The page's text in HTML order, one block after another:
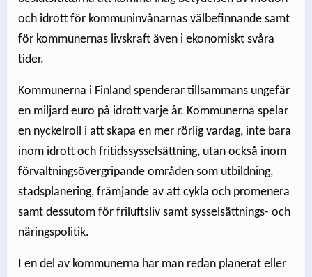
och idrott för kommuninvånarnas välbefinnande samt
för kommunernas livskraft även i ekonomiskt svåra
tider.
Kommunerna i Finland spenderar tillsammans ungefär
en miljard euro på idrott varje år. Kommunerna spelar
en nyckelroll i att skapa en mer rörlig vardag, inte bara
inom idrott och fritidssysselsättning, utan också inom
förvaltningsövergripande områden som utbildning,
stadsplanering, främjande av att cykla och promenera
samt dessutom för friluftsliv samt sysselsättnings- och
näringspolitik.
I en del av kommunerna har man redan planerat eller